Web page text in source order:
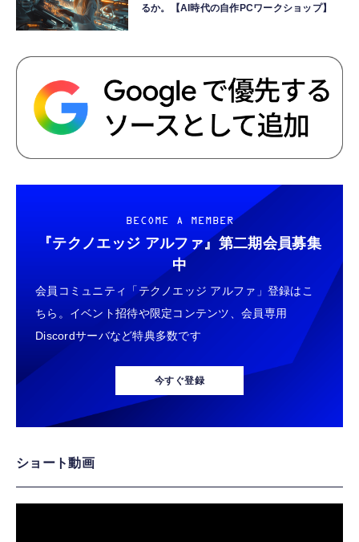
るか。【AI時代の自作PCワークショップ】
BECOME A MEMBER
『テクノエッジ アルファ』 第二期会員募集
中
会員コミュニティ「テクノエッジ アルファ」登録はこ
ちら。イベント招待や限定コンテンツ、会員専用
Discordサーバなど特典多数です
今すぐ登録
ショート動画